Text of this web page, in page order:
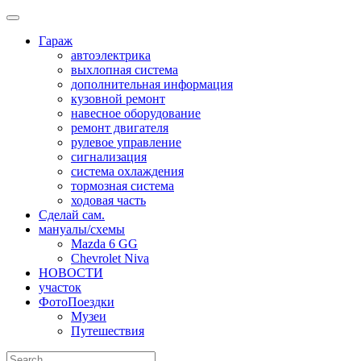
Skip
contentГараж
автоэлектрика
выхлопная система
дополнительная информация
кузовной ремонт
навесное оборудование
ремонт двигателя
рулевое управление
сигнализация
система охлаждения
тормозная система
ходовая часть
Сделай сам.
мануалы/схемы
Mazda 6 GG
Chevrolet Niva
НОВОСТИ
участок
ФотоПоездки
Музеи
Путешествия
Search